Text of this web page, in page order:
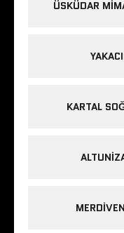
ÜSKÜDAR
KARTAL